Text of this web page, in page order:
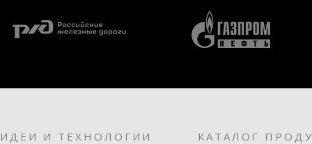
ИДЕИ И ТЕХНОЛОГИИ КАТАЛОГ